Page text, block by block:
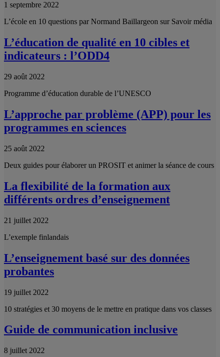
1 septembre 2022
L’école en 10 questions par Normand Baillargeon sur Savoir média
L’éducation de qualité en 10 cibles et
indicateurs : l’ODD4
29 août 2022
Programme d’éducation durable de l’UNESCO
L’approche par problème (APP) pour les
programmes en sciences
25 août 2022
Deux guides pour élaborer un PROSIT et animer la séance de cours
La flexibilité de la formation aux
différents ordres d’enseignement
21 juillet 2022
L’exemple finlandais
L’enseignement basé sur des données
probantes
19 juillet 2022
10 stratégies et 30 moyens de le mettre en pratique dans vos classes
Guide de communication inclusive
8 juillet 2022